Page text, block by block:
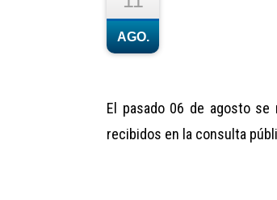
AGO.
El pasado 06 de agosto se
recibidos en la consulta